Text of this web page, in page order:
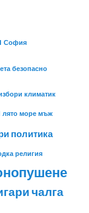
София
безопасно
климатик
лято море мъж
политика
религия
чалга